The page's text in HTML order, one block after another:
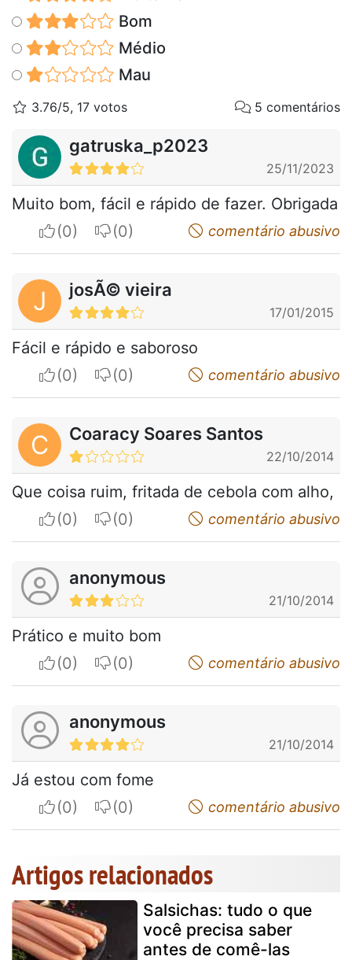
Bom
Médio
Mau
3.76/5, 17 votos 5 comentários
gatruska_p2023
25/11/2023
Muito bom, fácil e rápido de fazer. Obrigada
I apreciateI do not appreciatecomentário abusivo
J josÃ© vieira
17/01/2015
Fácil e rápido e saboroso
I apreciateI do not appreciatecomentário abusivo
C Coaracy Soares Santos
22/10/2014
Que coisa ruim, fritada de cebola com alho,
I apreciateI do not appreciatecomentário abusivo
anonymous
21/10/2014
Prático e muito bom
I apreciateI do not appreciatecomentário abusivo
anonymous
21/10/2014
Já estou com fome
I apreciateI do not appreciatecomentário abusivo
Artigos relacionados
Salsichas: tudo o que
você precisa saber
antes de comê-las